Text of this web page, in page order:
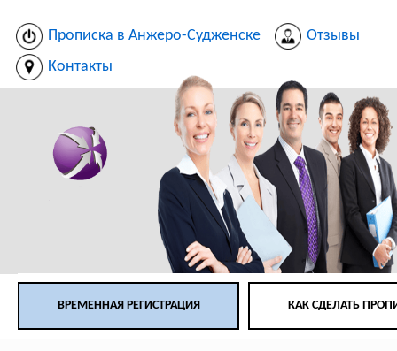
Прописка в Анжеро-Судженске
Отзывы
Контакты
ВРЕМЕННАЯ РЕГИСТРАЦИЯ КАК СДЕЛАТЬ